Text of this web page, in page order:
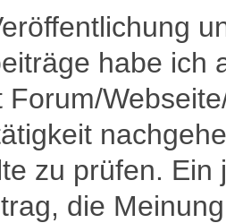
habe ich
Forum/
zu prüfen.
die